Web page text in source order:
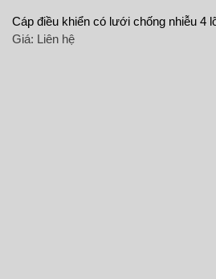
Cáp điều khiển có lưới chống nhiễu 4
Giá: Liên hệ